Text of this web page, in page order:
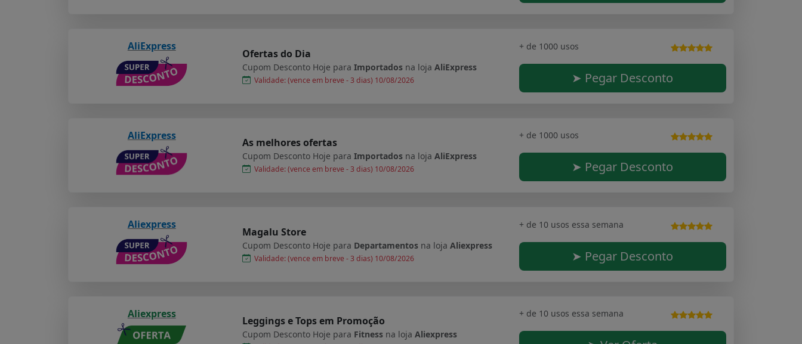
AliExpress
Ofertas do Dia
Cupom Desconto Hoje para Importados na loja AliExpress
Validade: (vence em breve - 3 dias) 10/08/2026
+ de 1000 usos
➤ Pegar Desconto
AliExpress
As melhores ofertas
Cupom Desconto Hoje para Importados na loja AliExpress
Validade: (vence em breve - 3 dias) 10/08/2026
+ de 1000 usos
➤ Pegar Desconto
Aliexpress
Magalu Store
Cupom Desconto Hoje para Departamentos na loja Aliexpress
Validade: (vence em breve - 3 dias) 10/08/2026
+ de 10 usos essa semana
➤ Pegar Desconto
Aliexpress
Leggings e Tops em Promoção
Cupom Desconto Hoje para Fitness na loja Aliexpress
+ de 10 usos essa semana